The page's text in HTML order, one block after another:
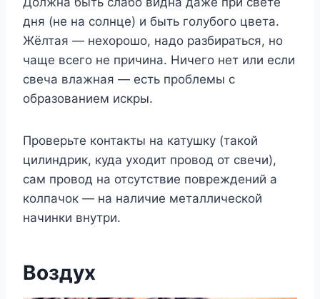
дня (не на солнце) и быть голубого цвета.
Жёлтая — нехорошо, надо разбираться, но
чаще всего не причина. Ничего нет или если
свеча влажная — есть проблемы с
образованием искры.
Проверьте контакты на катушку (такой
цилиндрик, куда уходит провод от свечи),
сам провод на отсутствие повреждений а
колпачок — на наличие металлической
начинки внутри.
Воздух